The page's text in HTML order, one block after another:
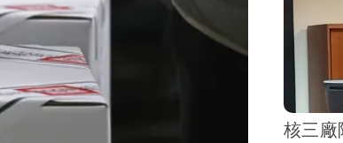
有辱罵
對罷免
受公評
無關，
權，今
核三廠